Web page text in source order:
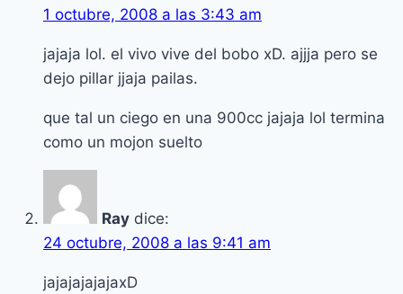
1 octubre, 2008 a las 3:43 am
jajaja lol. el vivo vive del bobo xD. ajjja pero se
dejo pillar jjaja pailas.
que tal un ciego en una 900cc jajaja lol termina
como un mojon suelto
Ray dice:
24 octubre, 2008 a las 9:41 am
jajajajajajaxD